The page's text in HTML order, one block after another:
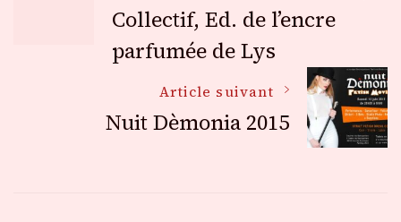
Collectif, Ed. de l’encre
parfumée de Lys
Article suivant
Nuit Dèmonia 2015